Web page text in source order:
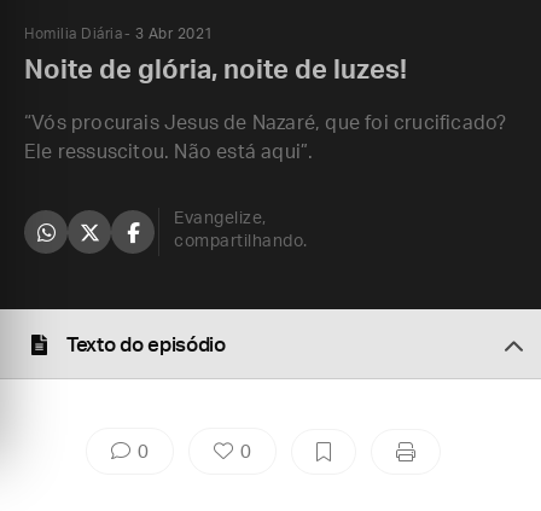
Homilia Diária 3 Abr 2021
Noite de glória, noite de luzes!
“Vós procurais Jesus de Nazaré, que foi crucificado?
Ele ressuscitou. Não está aqui”.
Evangelize,
compartilhando.
Texto do episódio
0 0